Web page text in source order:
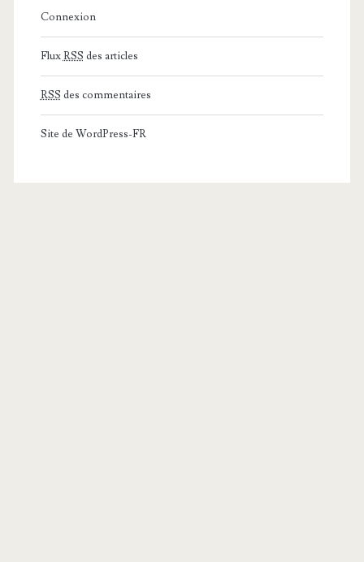
Connexion
FluxRSS des articles
RSS des commentaires
Site de WordPress-FR